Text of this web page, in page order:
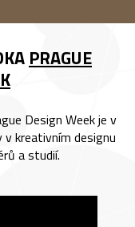
PRAGUE
Design Week je v
kreativním designu
a studií.